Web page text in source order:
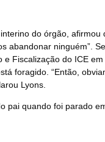
do órgão, afirmou
abandonar ninguém”.
Fiscalização do ICE em
foragido. “Então,
Lyons.
pai quando foi parado